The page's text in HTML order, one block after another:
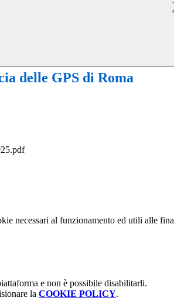
delle GPS di Roma
necessari al funzionamento ed utili alle
e non è possibile disabilitarli.
la COOKIE POLICY.